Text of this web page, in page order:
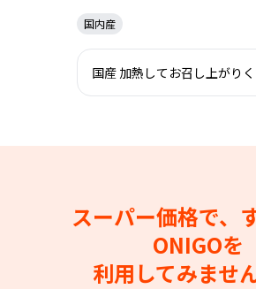
国内産
国産 加熱してお召し上がりく
スーパー価格で、
ONIGOを
利用してみませ